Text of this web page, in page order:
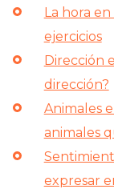
La hora
ejercicios
Dirección
dirección?
Animales
animales
expresar